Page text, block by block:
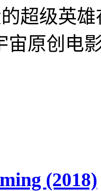
超级英
宙原创电
(2018)